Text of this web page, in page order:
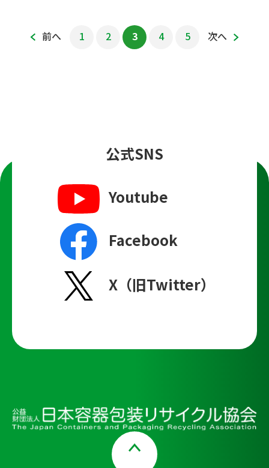
前へ 1 2 3 4 5 次へ
公式SNS
Youtube
Facebook
X（旧Twitter）